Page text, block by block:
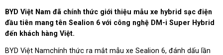
BYD Việt Nam đã chính thức giới thiệu mẫu xe hybrid sạc điện
đầu tiên mang tên Sealion 6 với công nghệ DM-i Super Hybrid
đến khách hàng Việt.
BYD Việt Namchính thức ra mắt mẫu xe Sealion 6, đánh dấu lần